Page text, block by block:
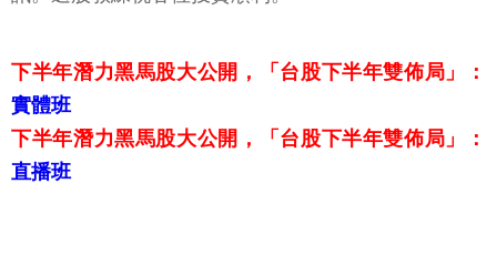
下半年潛力黑馬股大公開，「台股下半年雙佈局」：
實體班
下半年潛力黑馬股大公開，「台股下半年雙佈局」：
直播班